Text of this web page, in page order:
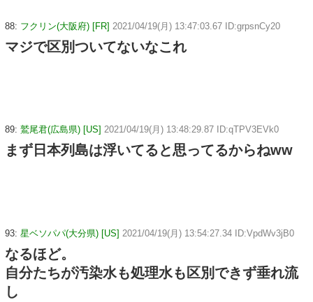
88: フクリン(大阪府) [FR] 2021/04/19(月) 13:47:03.67 ID:grpsnCy20
マジで区別ついてないなこれ
89: 鷲尾君(広島県) [US] 2021/04/19(月) 13:48:29.87 ID:qTPV3EVk0
まず日本列島は浮いてると思ってるからねww
93: 星ベソパパ(大分県) [US] 2021/04/19(月) 13:54:27.34 ID:VpdWv3jB0
なるほど。
自分たちが汚染水も処理水も区別できず垂れ流
し